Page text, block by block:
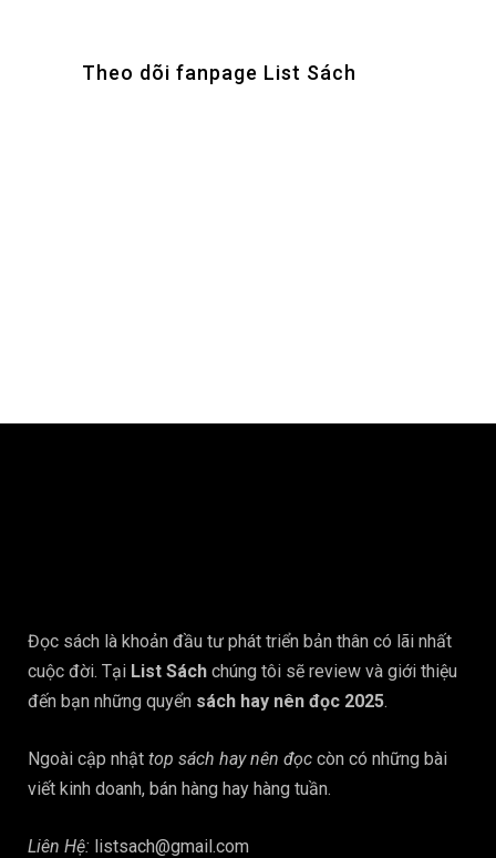
Theo dõi fanpage List Sách
Đọc sách là khoản đầu tư phát triển bản thân có lãi nhất
cuộc đời. Tại List Sách chúng tôi sẽ review và giới thiệu
đến bạn những quyển sách hay nên đọc 2025.
Ngoài cập nhật top sách hay nên đọc còn có những bài
viết kinh doanh, bán hàng hay hàng tuần.
Liên Hệ: listsach@gmail.com